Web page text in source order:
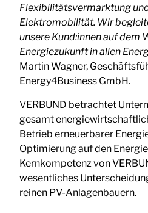
Flexibilitätsvermarktung
Elektromobilität. Wir
unsere Kund:innen auf dem
Energiezukunft in allen
Martin Wagner,
Energy4Business GmbH.
VERBUND betrachtet
gesamt
Betrieb erneuerbarer
Optimierung auf den
Kernkompetenz von
wesentliches
reinen PV-Anlagenbauern.